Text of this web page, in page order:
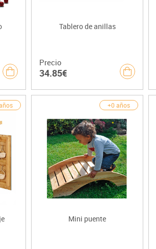
Tablero de anillas
Precio
34.85€
+0 años
Mini puente